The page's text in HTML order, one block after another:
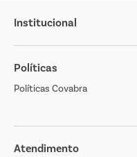
Institucional
Sobre o Covabra
Nossas Lojas
Cliente Bem Estar
Jornal de Ofertas
Políticas
Políticas Covabra
Atendimento